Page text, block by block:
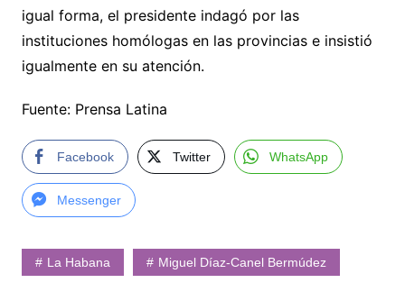
igual forma, el presidente indagó por las
instituciones homólogas en las provincias e insistió
igualmente en su atención.
Fuente: Prensa Latina
Facebook Twitter WhatsApp
Messenger
La Habana Miguel Díaz-Canel Bermúdez